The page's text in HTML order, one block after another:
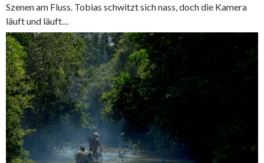
Szenen am Fluss. Tobias schwitzt sich nass, doch die Kamera
läuft und läuft…